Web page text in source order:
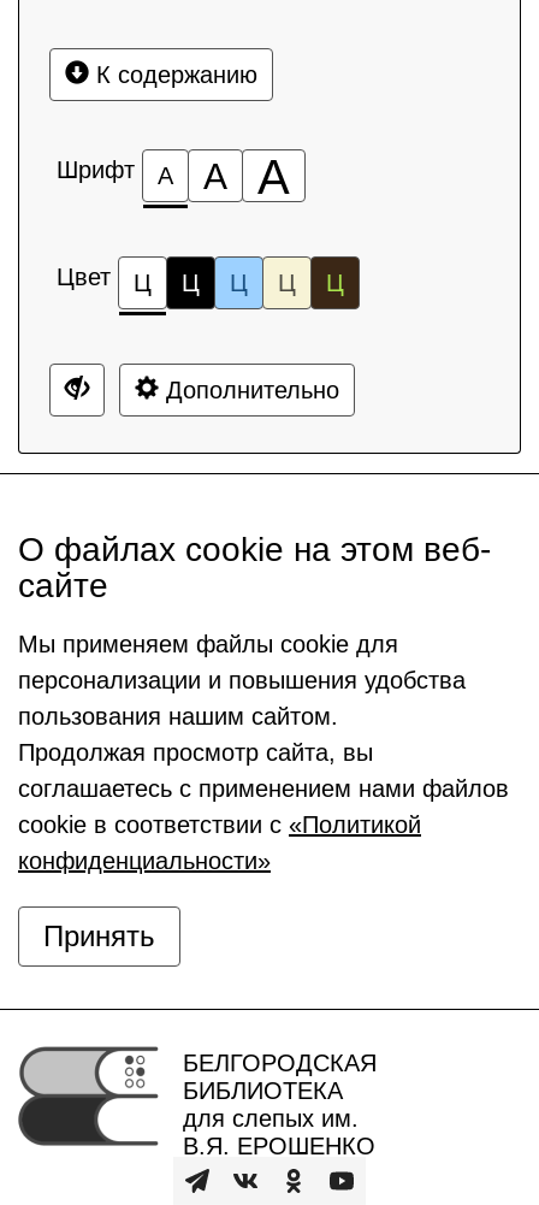
К содержанию
Шрифт А А А
Цвет Ц Ц Ц Ц Ц
Дополнительно
О файлах cookie на этом веб-
сайте
Мы применяем файлы cookie для
персонализации и повышения удобства
пользования нашим сайтом.
Продолжая просмотр сайта, вы
соглашаетесь с применением нами файлов
cookie в соответствии с «Политикой
конфиденциальности»
Принять
БЕЛГОРОДСКАЯ
БИБЛИОТЕКА
для слепых им.
В.Я. ЕРОШЕНКО